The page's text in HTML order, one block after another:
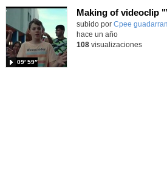
Making of videoclip
Contenido educativo.
subido por Cpee
09′ 59″
hace un año
108visualizaciones